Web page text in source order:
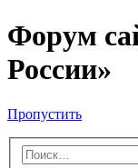
Форум
России»
Пропустить